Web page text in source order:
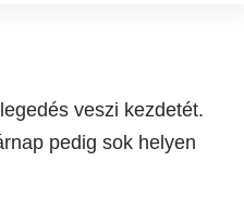
veszi kezdetét.
pedig sok helyen